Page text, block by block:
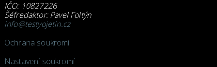
IČO: 10827226
Šéfredaktor: Pavel Foltýn
info@testyojetin.cz
Ochrana soukromí
Nastavení soukromí